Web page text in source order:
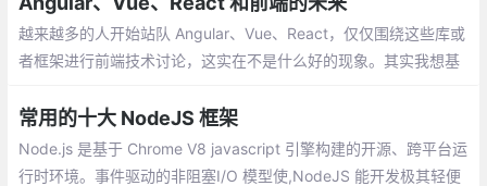
越来越多的人开始站队 Angular、Vue、React，仅仅围绕这些库或
者框架进行前端技术讨论，这实在不是什么好的现象。其实我想基
量，消除一些我个人认为的前端社区不太好的风气。
常用的十大 NodeJS 框架
Node.js 是基于 Chrome V8 javascript 引擎构建的开源、跨平台运
行时环境。事件驱动的非阻塞I/O 模型使,NodeJS 能开发极其轻便